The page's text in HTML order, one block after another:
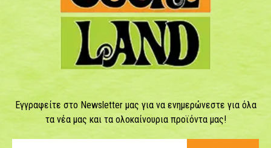
Εγγραφείτε στο Newsletter μας για να ενημερώνεστε για όλα
τα νέα μας και τα ολοκαίνουρια προϊόντα μας!